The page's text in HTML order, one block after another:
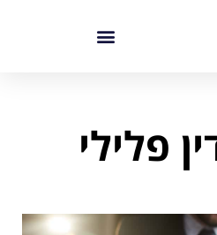
פלילי